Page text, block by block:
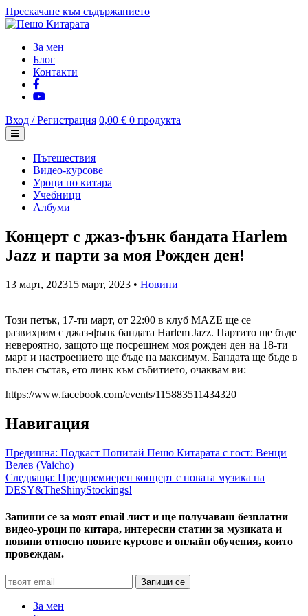
Прескачане към съдържанието
За мен
Блог
Контакти
Вход / Регистрация 0,00 € 0 продукта
Пътешествия
Видео-курсове
Уроци по китара
Учебници
Албуми
Концерт с джаз-фънк бандата Harlem
Jazz и парти за моя Рожден ден!
13 март, 202315 март, 2023 • Новини
Този петък, 17-ти март, от 22:00 в клуб MAZE ще се
развихрим с джаз-фънк бандата Harlem Jazz. Партито ще бъде
невероятно, защото ще посрещнем моя рожден ден на 18-ти
март и настроението ще бъде на максимум. Бандата ще бъде в
пълен състав, ето линк към събитието, очаквам ви:
https://www.facebook.com/events/115883511434320
Навигация
Предишна: Подкаст Попитай Пешо Китарата с гост: Венци
Велев (Vaicho)
Следваща: Предпремиерен концерт с новата музика на
DESY&TheShinyStockings!
Запиши се за моят email лист и ще получаваш безплатни
видео-уроци по китара, интересни статии за музиката и
новини относно новите курсове и онлайн обучения, които
провеждам.
За мен